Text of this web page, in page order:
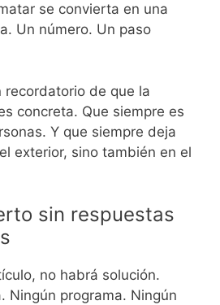
se convierta en una
Un número. Un paso
recordatorio de que la
concreta. Que siempre es
Y que siempre deja
exterior, sino también en el
sin respuestas
no habrá solución.
Ningún programa. Ningún